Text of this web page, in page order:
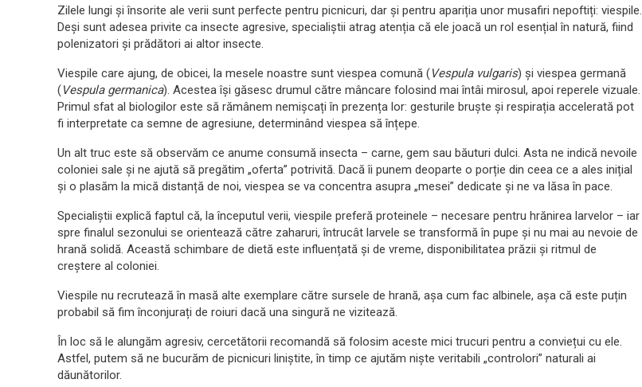
Zilele lungi și însorite ale verii sunt perfecte pentru picnicuri, dar și pentru apariția unor musafiri nepoftiți: viespile.
Deși sunt adesea privite ca insecte agresive, specialiștii atrag atenția că ele joacă un rol esențial în natură, fiind
polenizatori și prădători ai altor insecte.
Viespile care ajung, de obicei, la mesele noastre sunt viespea comună (Vespula vulgaris) și viespea germană
(Vespula germanica). Acestea își găsesc drumul către mâncare folosind mai întâi mirosul, apoi reperele vizuale.
Primul sfat al biologilor este să rămânem nemișcați în prezența lor: gesturile bruște și respirația accelerată pot
fi interpretate ca semne de agresiune, determinând viespea să înțepe.
Un alt truc este să observăm ce anume consumă insecta – carne, gem sau băuturi dulci. Asta ne indică nevoile
coloniei sale și ne ajută să pregătim „oferta” potrivită. Dacă îi punem deoparte o porție din ceea ce a ales inițial
și o plasăm la mică distanță de noi, viespea se va concentra asupra „mesei” dedicate și ne va lăsa în pace.
Specialiștii explică faptul că, la începutul verii, viespile preferă proteinele – necesare pentru hrănirea larvelor – iar
spre finalul sezonului se orientează către zaharuri, întrucât larvele se transformă în pupe și nu mai au nevoie de
hrană solidă. Această schimbare de dietă este influențată și de vreme, disponibilitatea prăzii și ritmul de
creștere al coloniei.
Viespile nu recrutează în masă alte exemplare către sursele de hrană, așa cum fac albinele, așa că este puțin
probabil să fim înconjurați de roiuri dacă una singură ne vizitează.
În loc să le alungăm agresiv, cercetătorii recomandă să folosim aceste mici trucuri pentru a conviețui cu ele.
Astfel, putem să ne bucurăm de picnicuri liniștite, în timp ce ajutăm niște veritabili „controlori” naturali ai
dăunătorilor.